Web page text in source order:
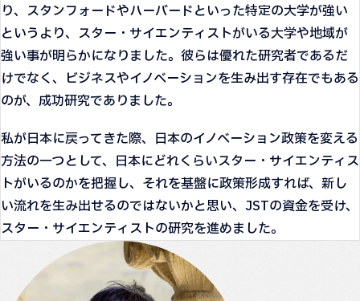
り、スタンフォードやハーバードといった特定の大学が強い
というより、スター・サイエンティストがいる大学や地域が
強い事が明らかになりました。彼らは優れた研究者であるだ
けでなく、ビジネスやイノベーションを生み出す存在でもある
のが、成功研究でありました。
私が日本に戻ってきた際、日本のイノベーション政策を変える
方法の一つとして、日本にどれくらいスター・サイエンティス
トがいるのかを把握し、それを基盤に政策形成すれば、新し
い流れを生み出せるのではないかと思い、JSTの資金を受け、
スター・サイエンティストの研究を進めました。